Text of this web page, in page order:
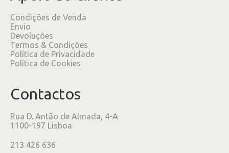
Condições de Venda
Envio
Devoluções
Termos & Condições
Política de Privacidade
Política de Cookies
Contactos
Rua D. Antão de Almada, 4-A
1100-197 Lisboa
213 426 636